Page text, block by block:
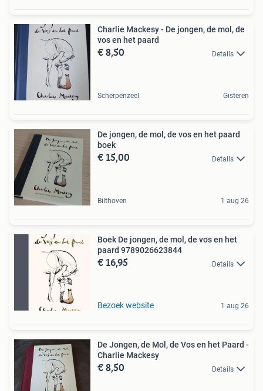
Charlie Mackesy - De jongen, de mol, de
vos en het paard
€ 8,50 Details
Scherpenzeel Gisteren
De jongen, de mol, de vos en het paard
boek
€ 15,00 Details
Bilthoven 1 aug 26
Boek De jongen, de mol, de vos en het
paard 9789026623844
€ 16,95 Details
Bezoek website 1 aug 26
De Jongen, de Mol, de Vos en het Paard -
Charlie Mackesy
€ 8,50 Details